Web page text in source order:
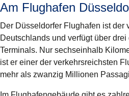
Am Flughafen
Der Düsseldorfer Flughafen ist der
Deutschlands und verfügt über
Terminals. Nur sechseinhalb
ist er einer der verkehrsreichsten
mehr als zwanzig Millionen